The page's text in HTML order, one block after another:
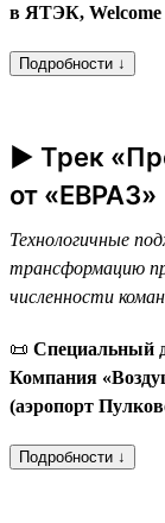
в ЯТЭК, Welcome
Подробности ↓
► Трек
от «ЕВРАЗ»
Технологичные
трансформацию
численности
📜 Специальный
Компания
(аэропорт
Подробности ↓